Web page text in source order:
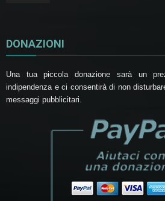
DONAZIONI
Una tua piccola donazione sarà un
indipendenza e ci consentirà di non
messaggi pubblicitari.